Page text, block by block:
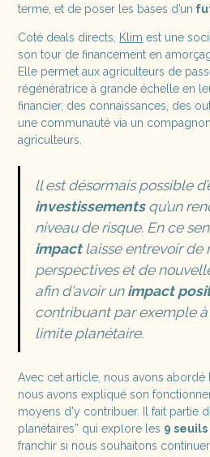
terme, et de poser les bases d’un
Coté deals directs, Klim est une
son tour de financement en
Elle permet aux agriculteurs de
régénératrice à grande échelle en
financier, des connaissances, des
une communauté via un
agriculteurs.
ll est désormais possible
investissements qu’un
niveau de risque. En ce
impactlaisse entrevoir de
perspectives et de
afin d'avoir un impact
contribuant par exemple
limite planétaire.
Avec cet article, nous avons
nous avons expliqué son
moyens d'y contribuer. Il fait partie
planétaires” qui explore les 9 seuils
franchir si nous souhaitons